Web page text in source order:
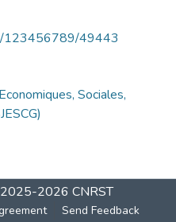
123456789/49443
Sociales,
2026 CNRST
Send Feedback